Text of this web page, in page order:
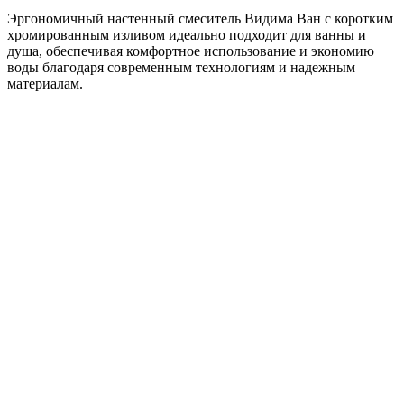
Эргономичный настенный смеситель Видима Ван с коротким
хромированным изливом идеально подходит для ванны и
душа, обеспечивая комфортное использование и экономию
воды благодаря современным технологиям и надежным
материалам.